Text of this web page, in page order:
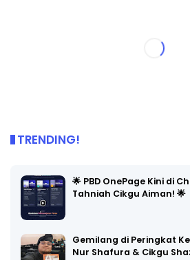
TRENDING!
🌟 PBD OnePage Kini di
Tahniah Cikgu Aiman! 🌟
Gemilang di Peringkat
Nur Shafura & Cikgu